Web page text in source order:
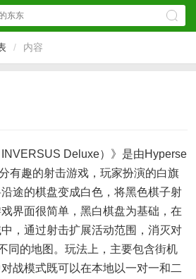
/ 内容
INVERSUS Deluxe）》是由Hyperse
有趣的射击游戏，玩家扮演的白旗
途的棋盘变成白色，将黑色棋子射
界面很简单，黑白棋盘为基础，在
，通过射击扩展活动范围，消灭对
同的地图。玩法上，主要包含街机
战模式既可以在本地以一对一和二